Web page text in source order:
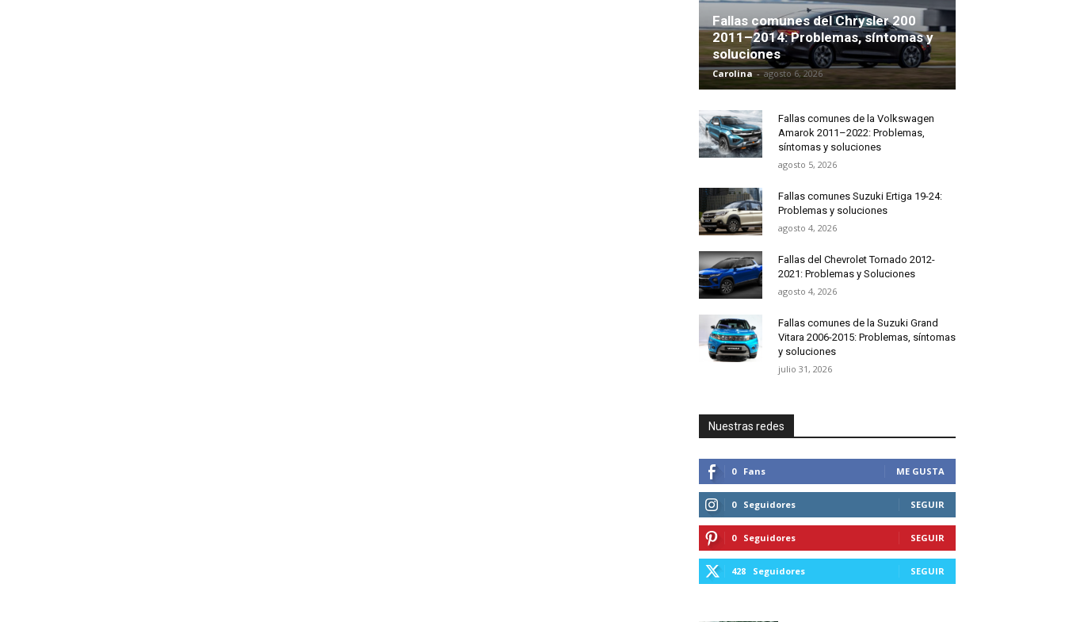
Fallas comunes del Chrysler 200
2011–2014: Problemas, síntomas y
soluciones
Carolina - agosto 6, 2026
Fallas comunes de la Volkswagen
Amarok 2011–2022: Problemas,
síntomas y soluciones
agosto 5, 2026
Fallas comunes Suzuki Ertiga 19-24:
Problemas y soluciones
agosto 4, 2026
Fallas del Chevrolet Tornado 2012-
2021: Problemas y Soluciones
agosto 4, 2026
Fallas comunes de la Suzuki Grand
Vitara 2006-2015: Problemas, síntomas
y soluciones
julio 31, 2026
Nuestras redes
0 Fans ME GUSTA
0 Seguidores SEGUIR
0 Seguidores SEGUIR
428 Seguidores SEGUIR